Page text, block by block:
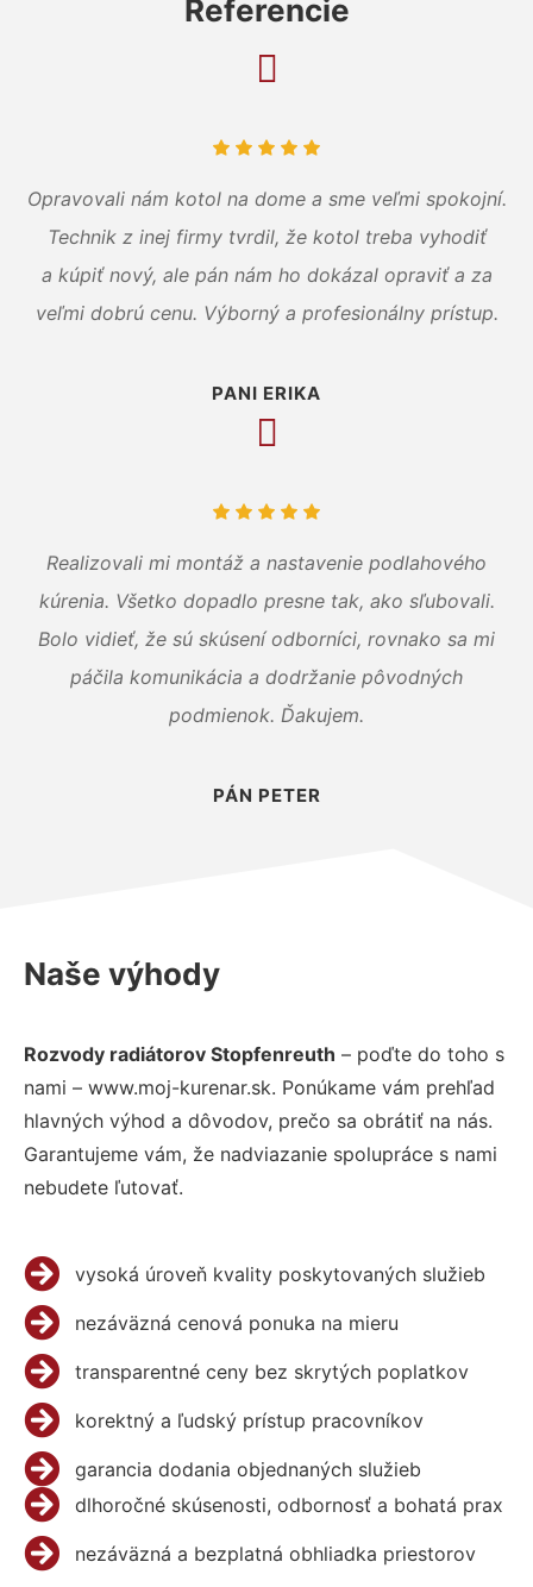
Referencie
Opravovali nám kotol na dome a sme veľmi spokojní.
Technik z inej firmy tvrdil, že kotol treba vyhodiť
a kúpiť nový, ale pán nám ho dokázal opraviť a za
veľmi dobrú cenu. Výborný a profesionálny prístup.
PANI ERIKA
Realizovali mi montáž a nastavenie podlahového
kúrenia. Všetko dopadlo presne tak, ako sľubovali.
Bolo vidieť, že sú skúsení odborníci, rovnako sa mi
páčila komunikácia a dodržanie pôvodných
podmienok. Ďakujem.
PÁN PETER
Naše výhody
Rozvody radiátorov Stopfenreuth – poďte do toho s
nami – www.moj-kurenar.sk. Ponúkame vám prehľad
hlavných výhod a dôvodov, prečo sa obrátiť na nás.
Garantujeme vám, že nadviazanie spolupráce s nami
nebudete ľutovať.
vysoká úroveň kvality poskytovaných služieb
nezáväzná cenová ponuka na mieru
transparentné ceny bez skrytých poplatkov
korektný a ľudský prístup pracovníkov
garancia dodania objednaných služieb
dlhoročné skúsenosti, odbornosť a bohatá prax
nezáväzná a bezplatná obhliadka priestorov